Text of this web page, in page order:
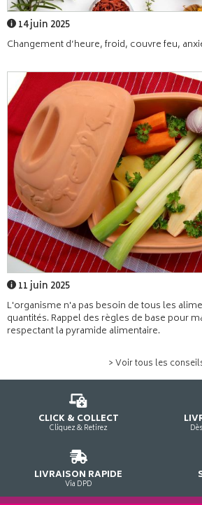
14 juin 2025
Changement d’heure, froid, couvre feu,
11 juin 2025
L'organisme n'a pas besoin de tous les
quantités. Rappel des règles de base pour
respectant la pyramide alimentaire.
> Voir tous les
CLICK & COLLECT
Cliquez & Retirez
LIVRAISON RAPIDE
Via DPD